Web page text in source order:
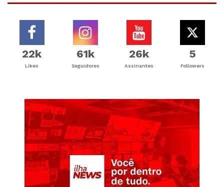
22k
Likes
61k
Seguidores
26k
Assinantes
5
Followers